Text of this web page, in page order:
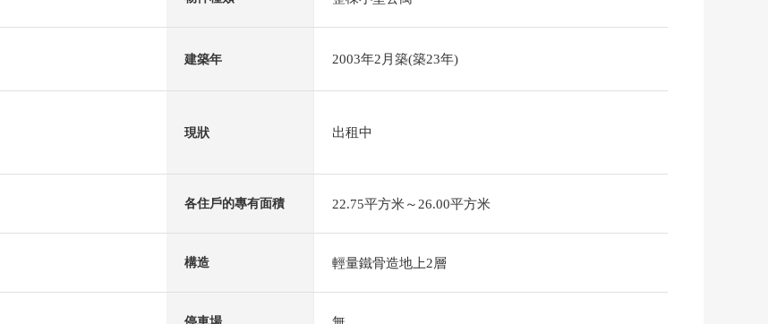
建築年 2003年2月築(築23年)
現狀 出租中
各住戶的專有面積 22.75平方米～26.00平方米
構造 輕量鐵骨造地上2層